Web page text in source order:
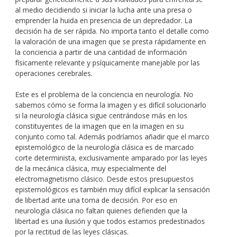
al medio decidiendo si iniciar la lucha ante una presa o
emprender la huida en presencia de un depredador. La
decisión ha de ser rápida. No importa tanto el detalle como
la valoración de una imagen que se presta rápidamente en
la conciencia a partir de una cantidad de información
físicamente relevante y psíquicamente manejable por las
operaciones cerebrales.
Este es el problema de la conciencia en neurología. No
sabemos cómo se forma la imagen y es difícil solucionarlo
si la neurología clásica sigue centrándose más en los
constituyentes de la imagen que en la imagen en su
conjunto como tal. Además podríamos añadir que el marco
epistemológico de la neurología clásica es de marcado
corte determinista, exclusivamente amparado por las leyes
de la mecánica clásica, muy especialmente del
electromagnetismo clásico. Desde estos presupuestos
epistemológicos es también muy difícil explicar la sensación
de libertad ante una toma de decisión. Por eso en
neurología clásica no faltan quienes defienden que la
libertad es una ilusión y que todos estamos predestinados
por la rectitud de las leyes clásicas.